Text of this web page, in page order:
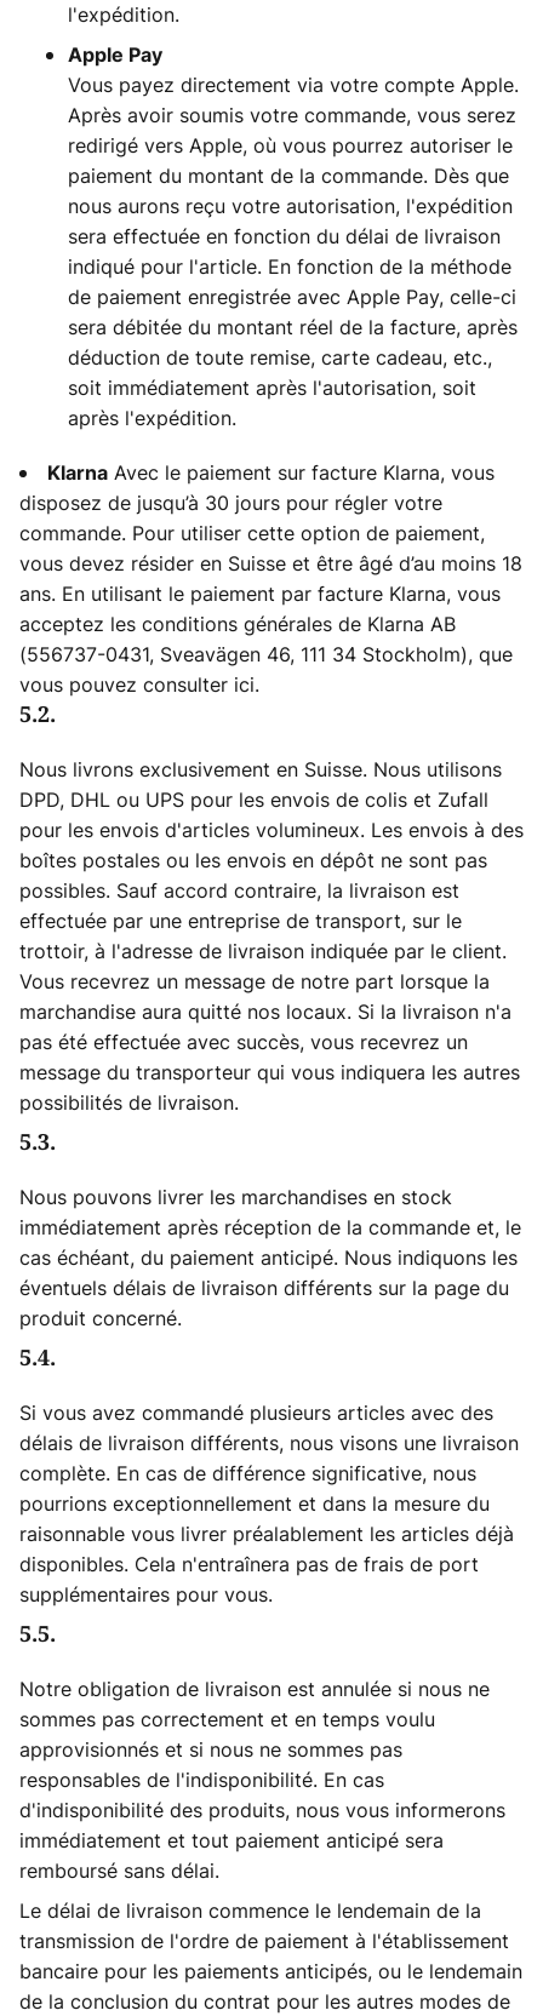
l'expédition.
Apple Pay
Vous payez directement via votre compte Apple.
Après avoir soumis votre commande, vous serez
redirigé vers Apple, où vous pourrez autoriser le
paiement du montant de la commande. Dès que
nous aurons reçu votre autorisation, l'expédition
sera effectuée en fonction du délai de livraison
indiqué pour l'article. En fonction de la méthode
de paiement enregistrée avec Apple Pay, celle-ci
sera débitée du montant réel de la facture, après
déduction de toute remise, carte cadeau, etc.,
soit immédiatement après l'autorisation, soit
après l'expédition.
Klarna Avec le paiement sur facture Klarna, vous
disposez de jusqu’à 30 jours pour régler votre
commande. Pour utiliser cette option de paiement,
vous devez résider en Suisse et être âgé d’au moins 18
ans. En utilisant le paiement par facture Klarna, vous
acceptez les conditions générales de Klarna AB
(556737-0431, Sveavägen 46, 111 34 Stockholm), que
vous pouvez consulter ici.
5.2.
Nous livrons exclusivement en Suisse. Nous utilisons
DPD, DHL ou UPS pour les envois de colis et Zufall
pour les envois d'articles volumineux. Les envois à des
boîtes postales ou les envois en dépôt ne sont pas
possibles. Sauf accord contraire, la livraison est
effectuée par une entreprise de transport, sur le
trottoir, à l'adresse de livraison indiquée par le client.
Vous recevrez un message de notre part lorsque la
marchandise aura quitté nos locaux. Si la livraison n'a
pas été effectuée avec succès, vous recevrez un
message du transporteur qui vous indiquera les autres
possibilités de livraison.
5.3.
Nous pouvons livrer les marchandises en stock
immédiatement après réception de la commande et, le
cas échéant, du paiement anticipé. Nous indiquons les
éventuels délais de livraison différents sur la page du
produit concerné.
5.4.
Si vous avez commandé plusieurs articles avec des
délais de livraison différents, nous visons une livraison
complète. En cas de différence significative, nous
pourrions exceptionnellement et dans la mesure du
raisonnable vous livrer préalablement les articles déjà
disponibles. Cela n'entraînera pas de frais de port
supplémentaires pour vous.
5.5.
Notre obligation de livraison est annulée si nous ne
sommes pas correctement et en temps voulu
approvisionnés et si nous ne sommes pas
responsables de l'indisponibilité. En cas
d'indisponibilité des produits, nous vous informerons
immédiatement et tout paiement anticipé sera
remboursé sans délai.
Le délai de livraison commence le lendemain de la
transmission de l'ordre de paiement à l'établissement
bancaire pour les paiements anticipés, ou le lendemain
de la conclusion du contrat pour les autres modes de